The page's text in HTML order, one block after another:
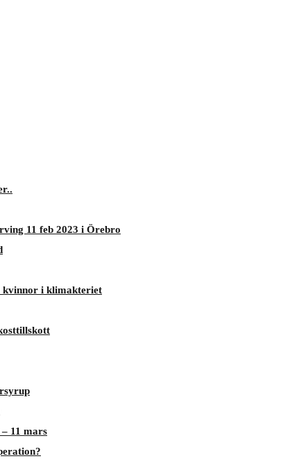
11 feb 2023 i Örebro
kvinnor i klimakteriet
11 mars